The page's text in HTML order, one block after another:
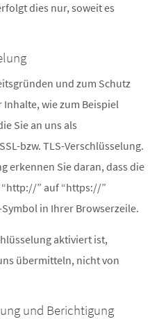
dies nur, soweit es
und zum Schutz
wie zum Beispiel
Sie an uns als
bzw. TLS-Verschlüsselung.
erkennen Sie daran, dass die
” auf “https://”
in Ihrer Browserzeile.
aktiviert ist,
übermitteln, nicht von
und Berichtigung